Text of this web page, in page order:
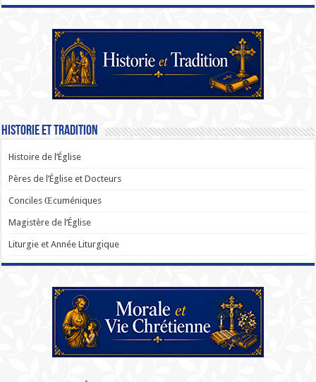
Historie et Tradition
Histoire de l’Église
Pères de l’Église et Docteurs
Conciles Œcuméniques
Magistère de l’Église
Liturgie et Année Liturgique